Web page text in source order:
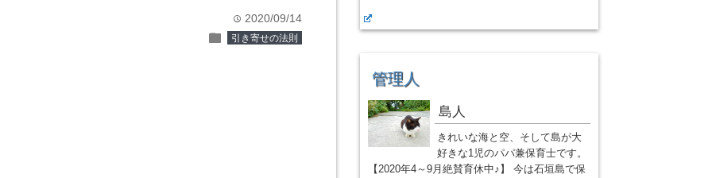
time 2020/09/14
folder 引き寄せの法則
管理人
島人
きれいな海と空、そして島が大
好きな1児のパパ兼保育士です。
【2020年4～9月絶賛育休中♪】 今は石垣島で保